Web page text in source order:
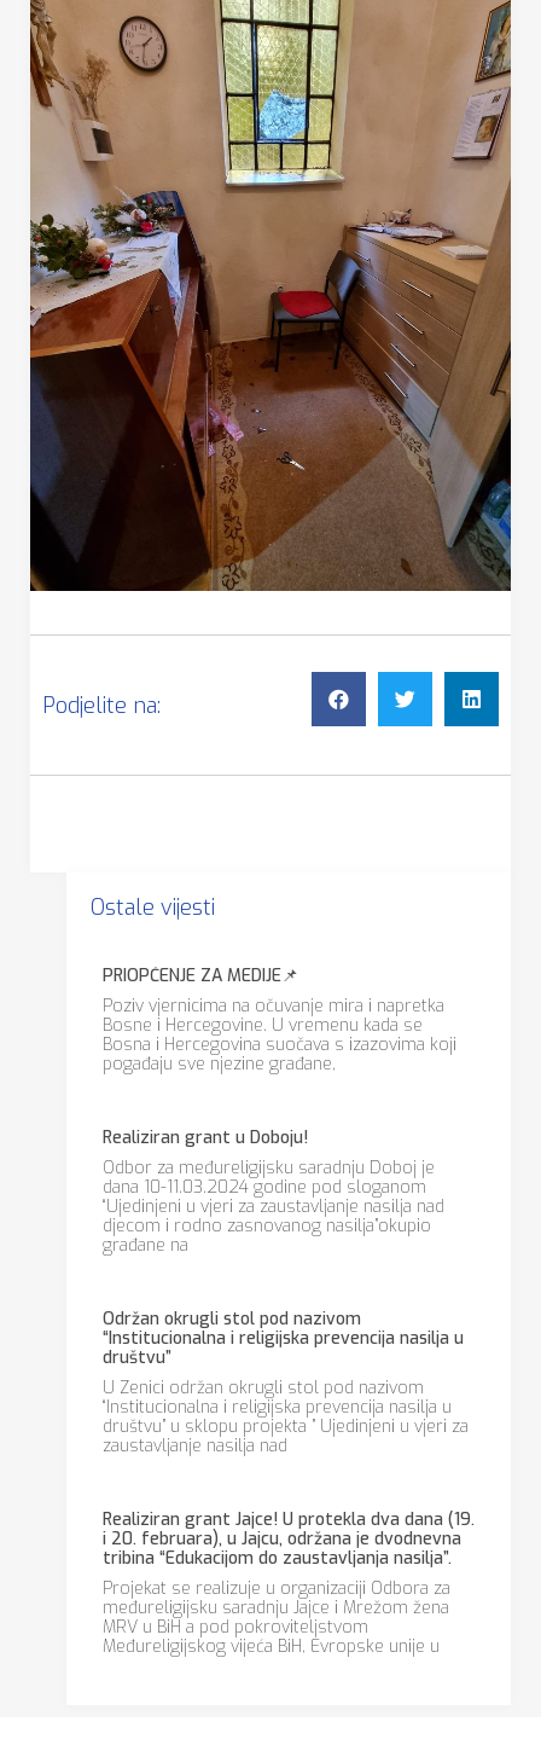
Podjelite na:
Ostale vijesti
PRIOPĆENJE ZA MEDIJE📌
Poziv vjernicima na očuvanje mira i napretka
Bosne i Hercegovine. U vremenu kada se
Bosna i Hercegovina suočava s izazovima koji
pogađaju sve njezine građane,
Realiziran grant u Doboju!
Odbor za međureligijsku saradnju Doboj je
dana 10-11.03.2024 godine pod sloganom
“Ujedinjeni u vjeri za zaustavljanje nasilja nad
djecom i rodno zasnovanog nasilja”okupio
građane na
Održan okrugli stol pod nazivom
“Institucionalna i religijska prevencija nasilja u
društvu”
U Zenici održan okrugli stol pod nazivom
“Institucionalna i religijska prevencija nasilja u
društvu” u sklopu projekta ” Ujedinjeni u vjeri za
zaustavljanje nasilja nad
Realiziran grant Jajce! U protekla dva dana (19.
i 20. februara), u Jajcu, održana je dvodnevna
tribina “Edukacijom do zaustavljanja nasilja”.
Projekat se realizuje u organizaciji Odbora za
međureligijsku saradnju Jajce i Mrežom žena
MRV u BiH a pod pokroviteljstvom
Međureligijskog vijeća BiH, Evropske unije u